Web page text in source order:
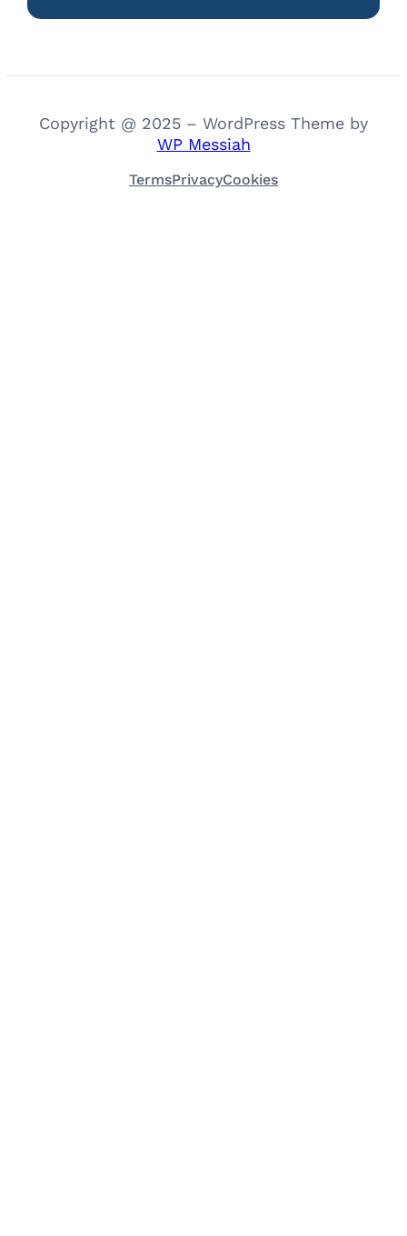
Copyright @ 2025 – WordPress Theme by
WP Messiah
TermsPrivacyCookies